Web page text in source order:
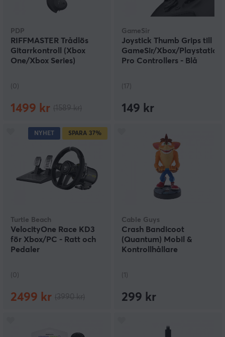
PDP
RIFFMASTER Trådlös
Gitarrkontroll (Xbox
One/Xbox Series)
(0)
1499 kr
GameSir
Joystick Thumb Grips till
GameSir/Xbox/
Pro Controllers - Blå
(17)
149 kr
NYHET SPARA 37%
Turtle Beach
VelocityOne Race KD3
för Xbox/PC - Ratt och
Pedaler
(0)
2499 kr
Cable Guys
Crash Bandicoot
(Quantum) Mobil &
Kontrollhållare
(1)
299 kr